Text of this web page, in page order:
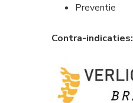
Preventie
Contra-indicaties: